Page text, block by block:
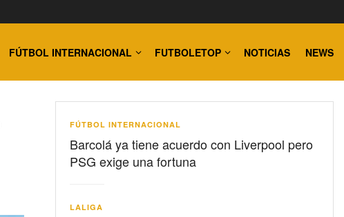
FÚTBOL INTERNACIONAL FUTBOLETOP NOTICIAS NEWS
FÚTBOL INTERNACIONAL
Barcolá ya tiene acuerdo con Liverpool pero
PSG exige una fortuna
LALIGA